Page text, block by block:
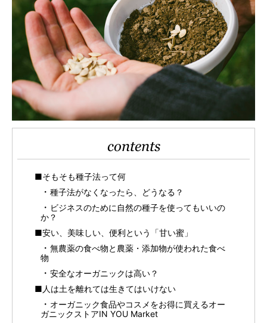
contents
■そもそも種子法って何
種子法がなくなったら、どうなる？
ビジネスのために自然の種子を使ってもいいの
か？
■安い、美味しい、便利という「甘い蜜」
無農薬の食べ物と農薬・添加物が使われた食べ
物
安全なオーガニックは高い？
■人は土を離れては生きてはいけない
オーガニック食品やコスメをお得に買えるオー
ガニックストアIN YOU Market